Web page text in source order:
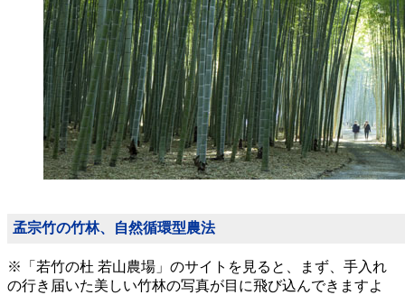
孟宗竹の竹林、自然循環型農法
※「若竹の杜 若山農場」のサイトを見ると、まず、手入れ
の行き届いた美しい竹林の写真が目に飛び込んできますよ